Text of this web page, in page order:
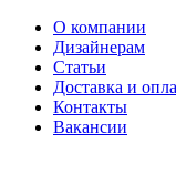
О компании
Дизайнерам
Статьи
Доставка и
Контакты
Вакансии